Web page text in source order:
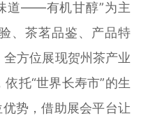
道——有机甘醇”为主
、茶茗品鉴、产品特
方位展现贺州茶产业
托“世界长寿市”的生
势，借助展会平台让